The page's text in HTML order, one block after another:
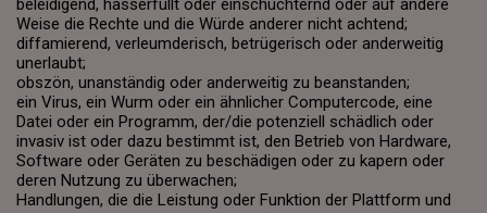
beleidigend, hasserfüllt oder einschüchternd oder auf andere
Weise die Rechte und die Würde anderer nicht achtend;
diffamierend, verleumderisch, betrügerisch oder anderweitig
unerlaubt;
obszön, unanständig oder anderweitig zu beanstanden;
ein Virus, ein Wurm oder ein ähnlicher Computercode, eine
Datei oder ein Programm, der/die potenziell schädlich oder
invasiv ist oder dazu bestimmt ist, den Betrieb von Hardware,
Software oder Geräten zu beschädigen oder zu kapern oder
deren Nutzung zu überwachen;
Handlungen, die die Leistung oder Funktion der Plattform und